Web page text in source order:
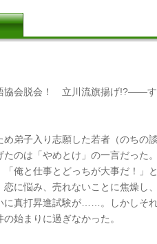
協会脱会！ 立川流旗揚げ!?――す
弟子入り志願した若者（のちの
たのは「やめとけ」の一言だった
「俺と仕事とどっちが大事だ！」
恋に悩み、売れないことに焦燥し
に真打昇進試験が……。しかしそ
始まりに過ぎなかった。